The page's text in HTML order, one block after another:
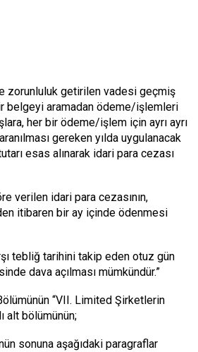
zorunluluk getirilen vadesi geçmiş
belgeyi aramadan ödeme/işlemleri
her bir ödeme/işlem için ayrı ayrı
gereken yılda uygulanacak
esas alınarak idari para cezası
verilen idari para cezasının,
itibaren bir ay içinde ödenmesi
tebliğ tarihini takip eden otuz gün
dava açılması mümkündür.”
“VII. Limited Şirketlerin
alt bölümünün;
sonuna aşağıdaki paragraflar